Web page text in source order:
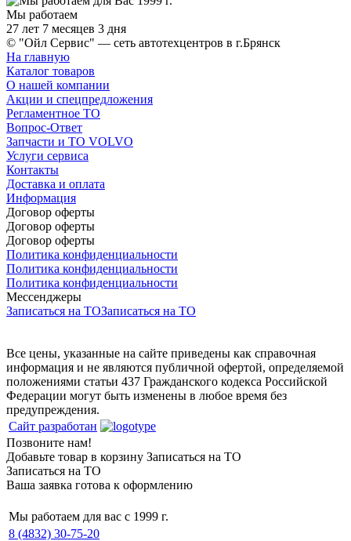
Мы работаем
27 лет 7 месяцев 3 дня
© "Ойл Сервис" — сеть автотехцентров в г.Брянск
На главную
Каталог товаров
О нашей компании
Акции и спецпредложения
Регламентное ТО
Вопрос-Ответ
Запчасти и ТО VOLVO
Услуги сервиса
Контакты
Доставка и оплата
Информация
Договор оферты
Договор оферты
Договор оферты
Политика конфиденциальности
Политика конфиденциальности
Политика конфиденциальности
Мессенджеры
Записаться на ТОЗаписаться на ТО
Все цены, указанные на сайте приведены как справочная
информация и не являются публичной офертой, определяемой
положениями статьи 437 Гражданского кодекса Российской
Федерации могут быть изменены в любое время без
предупреждения.
Сайт разработан
Позвоните нам!
Добавьте товар в корзину Записаться на ТО
Записаться на ТО
Ваша заявка готова к оформлению
Мы работаем для вас с 1999 г.
8 (4832) 30-75-20